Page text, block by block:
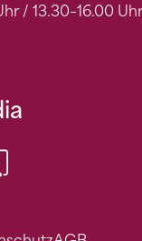
/ 13.30–16.00 Uhr